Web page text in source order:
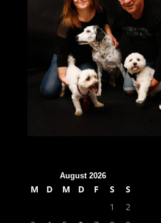
August 2026
M D M D F S
S
1
2